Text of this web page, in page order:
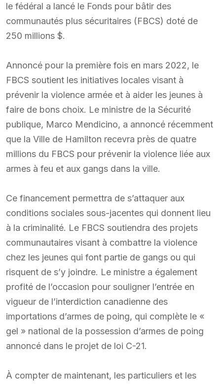
le fédéral a lancé le Fonds pour bâtir des
communautés plus sécuritaires (FBCS) doté de
250 millions $.
Annoncé pour la première fois en mars 2022, le
FBCS soutient les initiatives locales visant à
prévenir la violence armée et à aider les jeunes à
faire de bons choix. Le ministre de la Sécurité
publique, Marco Mendicino, a annoncé récemment
que la Ville de Hamilton recevra près de quatre
millions du FBCS pour prévenir la violence liée aux
armes à feu et aux gangs dans la ville.
Ce financement permettra de s’attaquer aux
conditions sociales sous-jacentes qui donnent lieu
à la criminalité. Le FBCS soutiendra des projets
communautaires visant à combattre la violence
chez les jeunes qui font partie de gangs ou qui
risquent de s’y joindre. Le ministre a également
profité de l’occasion pour souligner l’entrée en
vigueur de l’interdiction canadienne des
importations d’armes de poing, qui complète le «
gel » national de la possession d’armes de poing
annoncé dans le projet de loi C-21.
À compter de maintenant, les particuliers et les